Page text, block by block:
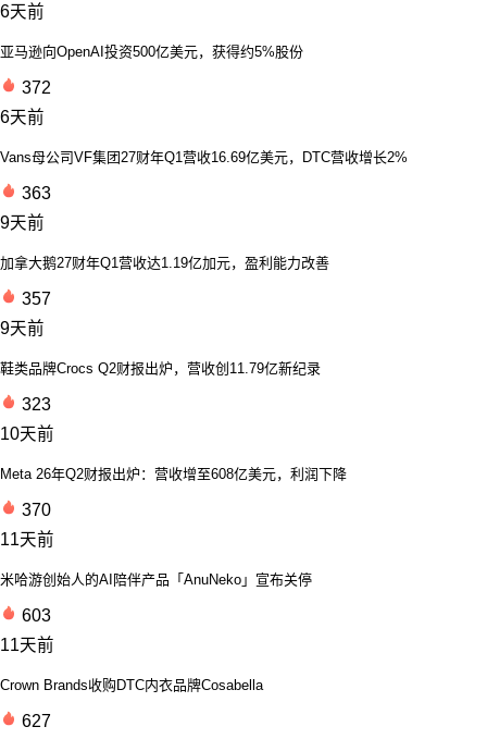
6天前
亚马逊向OpenAI投资500亿美元，获得约5%股份
372
6天前
Vans母公司VF集团27财年Q1营收16.69亿美元，DTC营收增长2%
363
9天前
加拿大鹅27财年Q1营收达1.19亿加元，盈利能力改善
357
9天前
鞋类品牌Crocs Q2财报出炉，营收创11.79亿新纪录
323
10天前
Meta 26年Q2财报出炉：营收增至608亿美元，利润下降
370
11天前
米哈游创始人的AI陪伴产品「AnuNeko」宣布关停
603
11天前
Crown Brands收购DTC内衣品牌Cosabella
627